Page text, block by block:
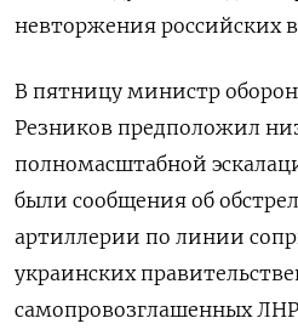
невторжения российских
В пятницу министр
Резников предположил
полномасштабной
были сообщения об
артиллерии по линии
украинских
самопровозглашенных